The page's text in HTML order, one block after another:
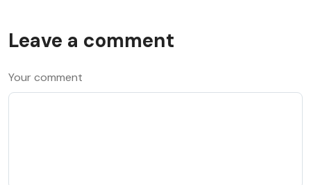
Leave a comment
Your comment